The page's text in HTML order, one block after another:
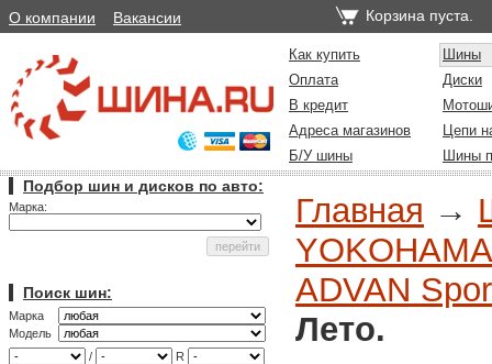
О компании Вакансии Корзина пуста.
Как купить
Шины
Оплата
Диски
В кредит
Адреса магазинов
Цепи
Б/У шины
Шины
Подбор шин и дисков по авто:
Марка:
Поиск шин:
Марка
Модель
/
R
Главная →
ADVAN
Лето.